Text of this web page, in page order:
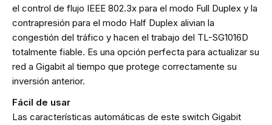
el control de flujo IEEE 802.3x para el modo Full Duplex y la
contrapresión para el modo Half Duplex alivian la
congestión del tráfico y hacen el trabajo del TL-SG1016D
totalmente fiable. Es una opción perfecta para actualizar su
red a Gigabit al tiempo que protege correctamente su
inversión anterior.
Fácil de usar
Las características automáticas de este switch Gigabit